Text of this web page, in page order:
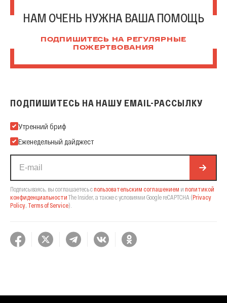
НАМ ОЧЕНЬ НУЖНА ВАША ПОМОЩЬ
ПОДПИШИТЕСЬ НА РЕГУЛЯРНЫЕ
ПОЖЕРТВОВАНИЯ
ПОДПИШИТЕСЬ НА НАШУ EMAIL-РАССЫЛКУ
Подпишитесь на нашу Email-рассылку
Утренний бриф
Еженедельный дайджест
Подписываясь, вы соглашаетесь спользовательским соглашением и политикой
конфиденциальности The Insider, а также с условиями Google reCAPTCHA (Privacy
Policy, Terms of Service).